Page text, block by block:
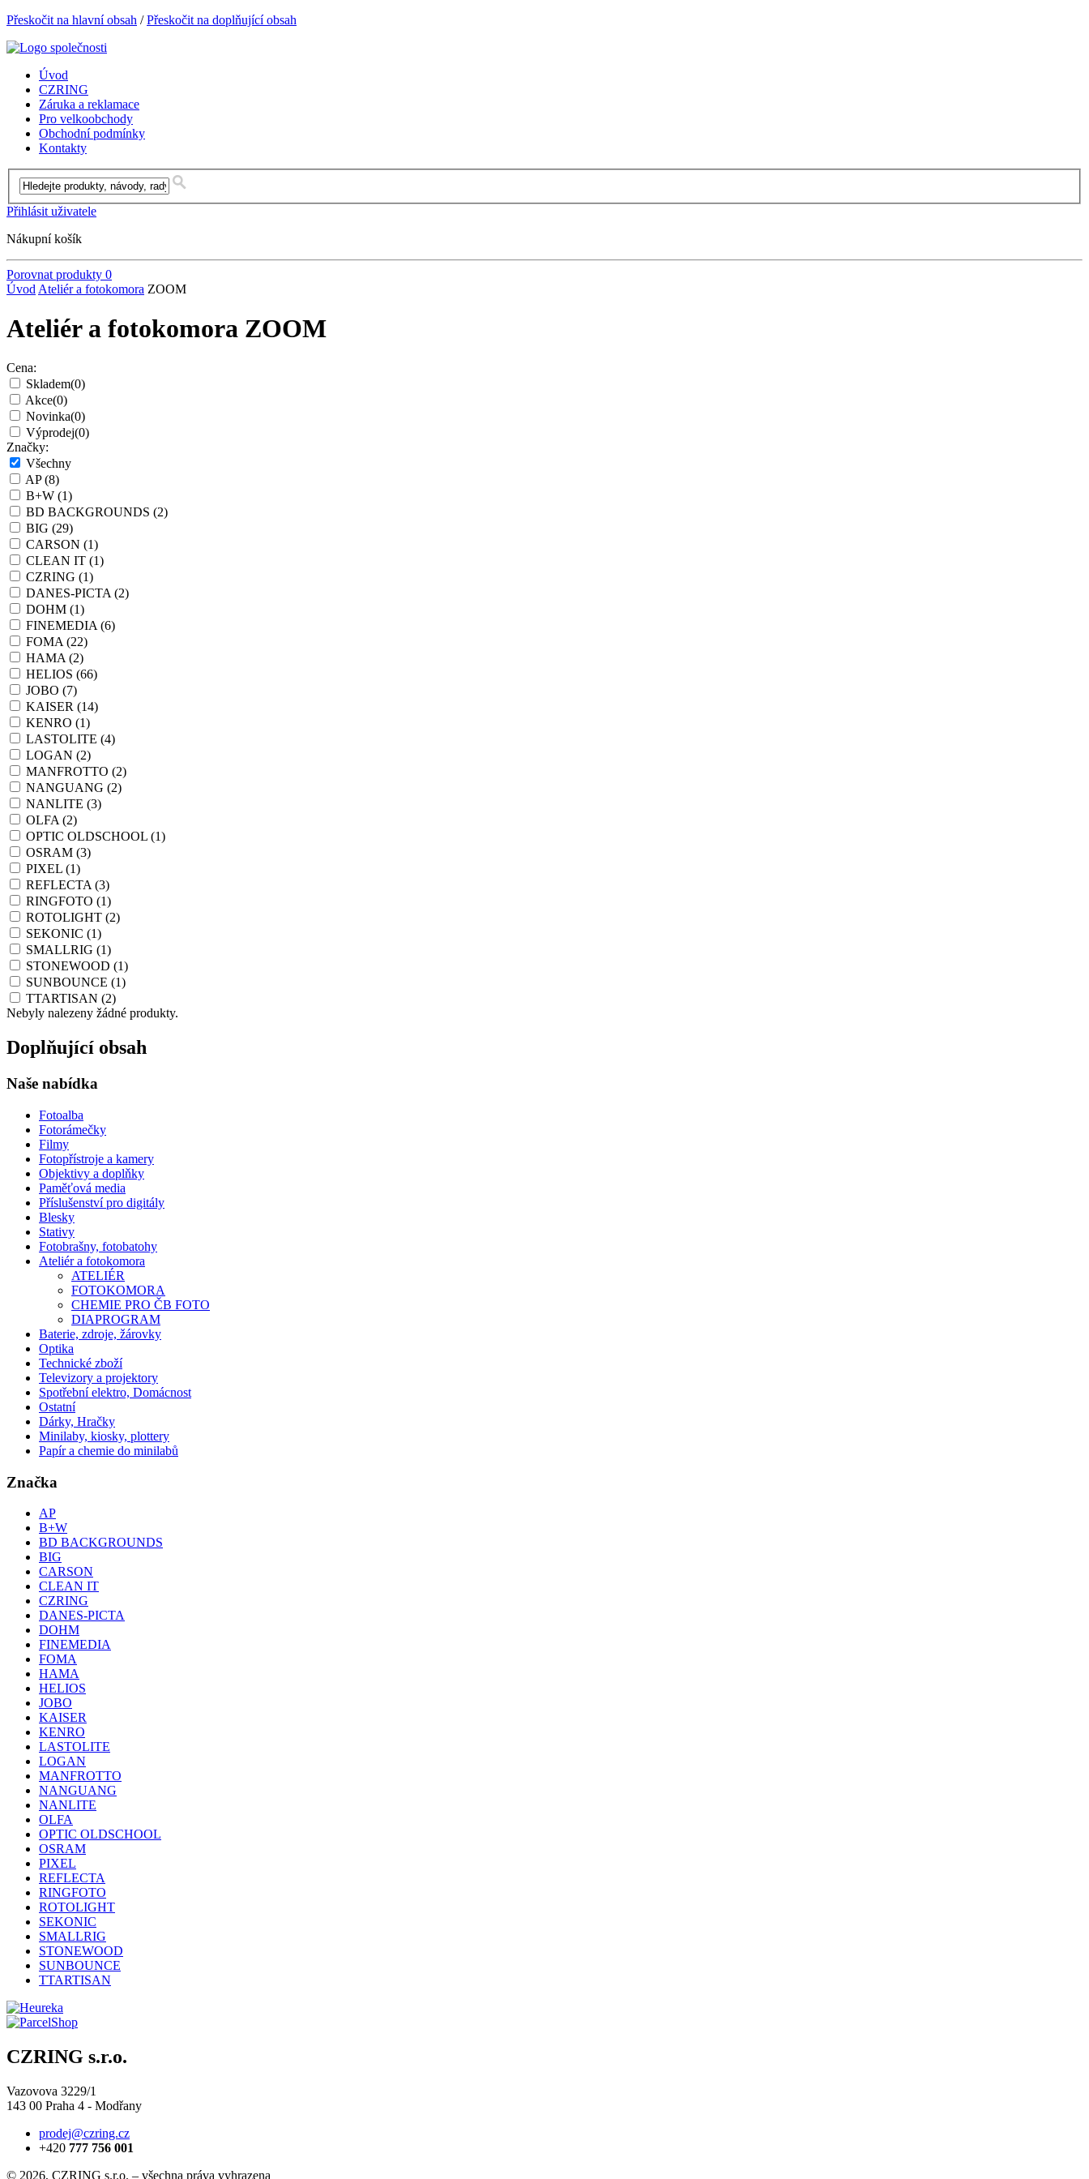
Přeskočit na hlavní obsah /Přeskočit na doplňující obsah
Úvod
CZRING
Záruka a reklamace
Pro velkoobchody
Obchodní podmínky
Kontakty
Přihlásit uživatele
Nákupní košík
Porovnat produkty 0
Úvod Ateliér a fotokomora ZOOM
Ateliér a fotokomora ZOOM
Cena:
Skladem(0)
Akce(0)
Novinka(0)
Výprodej(0)
Značky:
Všechny
AP(8)
B+W (1)
BD BACKGROUNDS (2)
BIG (29)
CARSON (1)
CLEAN IT (1)
CZRING (1)
DANES-PICTA(2)
DOHM (1)
FINEMEDIA(6)
FOMA(22)
HAMA(2)
HELIOS (66)
JOBO (7)
KAISER (14)
KENRO (1)
LASTOLITE (4)
LOGAN (2)
MANFROTTO (2)
NANGUANG (2)
NANLITE (3)
OLFA(2)
OPTIC OLDSCHOOL (1)
OSRAM (3)
PIXEL (1)
REFLECTA(3)
RINGFOTO (1)
ROTOLIGHT (2)
SEKONIC (1)
SMALLRIG (1)
STONEWOOD (1)
SUNBOUNCE (1)
TTARTISAN (2)
Nebyly nalezeny žádné produkty.
Doplňující obsah
Naše nabídka
Fotoalba
Fotorámečky
Filmy
Fotopřístroje a kamery
Objektivy a doplňky
Paměťová media
Příslušenství pro digitály
Blesky
Stativy
Fotobrašny, fotobatohy
Ateliér a fotokomora
ATELIÉR
FOTOKOMORA
CHEMIE PRO ČB FOTO
DIAPROGRAM
Baterie, zdroje, žárovky
Optika
Technické zboží
Televizory a projektory
Spotřební elektro, Domácnost
Ostatní
Dárky, Hračky
Minilaby, kiosky, plottery
Papír a chemie do minilabů
Značka
AP
B+W
BD BACKGROUNDS
BIG
CARSON
CLEAN IT
CZRING
DANES-PICTA
DOHM
FINEMEDIA
FOMA
HAMA
HELIOS
JOBO
KAISER
KENRO
LASTOLITE
LOGAN
MANFROTTO
NANGUANG
NANLITE
OLFA
OPTIC OLDSCHOOL
OSRAM
PIXEL
REFLECTA
RINGFOTO
ROTOLIGHT
SEKONIC
SMALLRIG
STONEWOOD
SUNBOUNCE
TTARTISAN
CZRING s.r.o.
Vazovova 3229/1
143 00 Praha 4 - Modřany
prodej@czring.cz
+420 777 756 001
© 2026, CZRING s.r.o. – všechna práva vyhrazena